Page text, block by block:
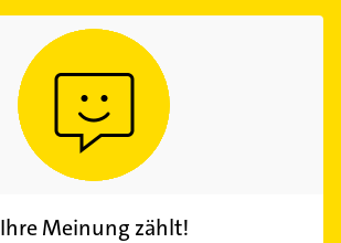
Ihre Meinung zählt!